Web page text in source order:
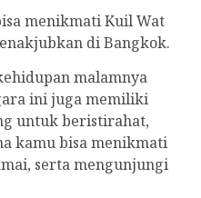
menikmati Kuil Wat
di Bangkok.
malamnya
ini juga memiliki
untuk beristirahat,
kamu bisa menikmati
serta mengunjungi